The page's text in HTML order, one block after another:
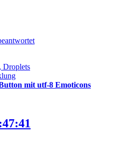
Droplets
mit utf-8 Emoticons